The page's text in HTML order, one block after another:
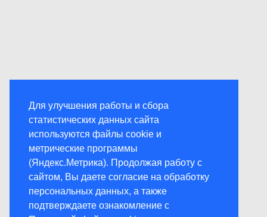
Для улучшения работы и сбора
статистических данных сайта
используются файлы cookie и
метрические программы
(Яндекс.Метрика). Продолжая работу с
сайтом, Вы даете согласие на обработку
персональных данных, а также
подтверждаете ознакомление с